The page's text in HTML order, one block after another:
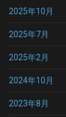
2025年10月
2025年7月
2025年2月
2024年10月
2023年8月